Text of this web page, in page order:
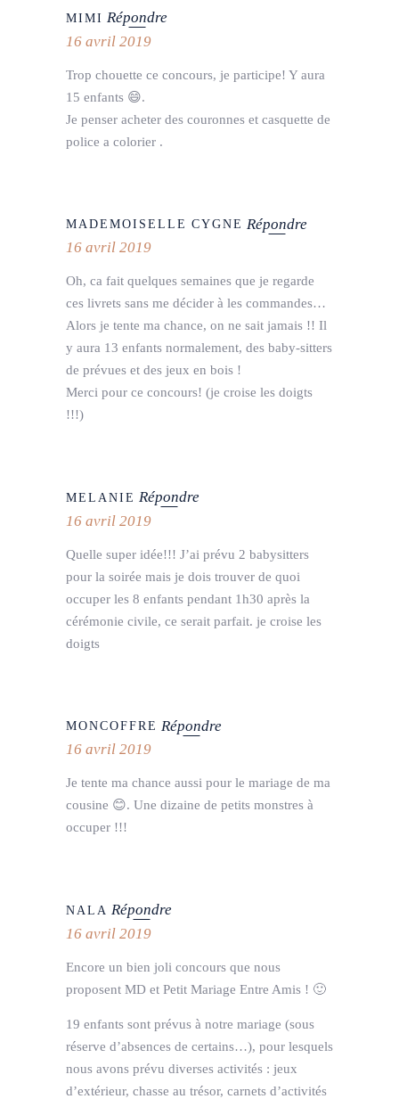
MIMI Répondre
16 avril 2019
Trop chouette ce concours, je participe! Y aura
15 enfants 😄.
Je penser acheter des couronnes et casquette de
police a colorier .
MADEMOISELLE CYGNE Répondre
16 avril 2019
Oh, ca fait quelques semaines que je regarde
ces livrets sans me décider à les commandes…
Alors je tente ma chance, on ne sait jamais !! Il
y aura 13 enfants normalement, des baby-sitters
de prévues et des jeux en bois !
Merci pour ce concours! (je croise les doigts
!!!)
MELANIE Répondre
16 avril 2019
Quelle super idée!!! J’ai prévu 2 babysitters
pour la soirée mais je dois trouver de quoi
occuper les 8 enfants pendant 1h30 après la
cérémonie civile, ce serait parfait. je croise les
doigts
MONCOFFRE Répondre
16 avril 2019
Je tente ma chance aussi pour le mariage de ma
cousine 😊. Une dizaine de petits monstres à
occuper !!!
NALA Répondre
16 avril 2019
Encore un bien joli concours que nous
proposent MD et Petit Mariage Entre Amis ! 🙂
19 enfants sont prévus à notre mariage (sous
réserve d’absences de certains…), pour lesquels
nous avons prévu diverses activités : jeux
d’extérieur, chasse au trésor, carnets d’activités